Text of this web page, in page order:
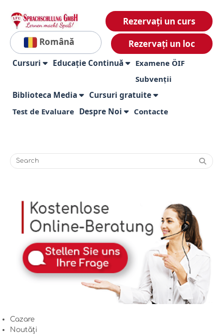
Română
Rezervați un curs
Rezervați un loc
Cursuri Educație Continuă
Examene ÖIF
Subvenții
Biblioteca Media Cursuri gratuite
Test de Evaluare Despre Noi Contacte
Cazare
Noutăți